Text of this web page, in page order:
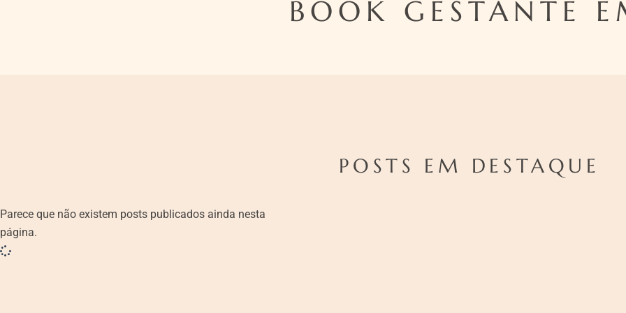
BOOK GESTANTE
POSTS EM DESTAQUE
Parece que não existem posts publicados ainda nesta
página.